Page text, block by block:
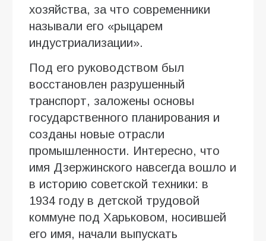
хозяйства, за что современники
называли его «рыцарем
индустриализации».
Под его руководством был
восстановлен разрушенный
транспорт, заложены основы
государственного планирования и
созданы новые отрасли
промышленности. Интересно, что
имя Дзержинского навсегда вошло и
в историю советской техники: в
1934 году в детской трудовой
коммуне под Харьковом, носившей
его имя, начали выпускать